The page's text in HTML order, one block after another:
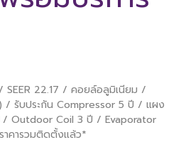
22.17 / คอยล์อลูมิเนียม /
/ รับประกัน Compressor 5 ปี / แผง
Outdoor Coil 3 ปี / Evaporator
คารวมติดตั้งแล้ว*